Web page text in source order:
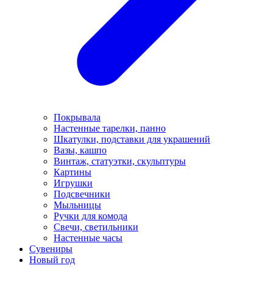
Покрывала
Настенные тарелки, панно
Шкатулки, подставки для украшений
Вазы, кашпо
Винтаж, статуэтки, скульптуры
Картины
Игрушки
Подсвечники
Мыльницы
Ручки для комода
Свечи, светильники
Настенные часы
Сувениры
Новый год